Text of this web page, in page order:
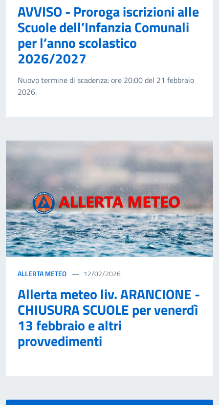
AVVISO - Proroga iscrizioni alle
Scuole dell’Infanzia Comunali
per l’anno scolastico
2026/2027
Nuovo termine di scadenza: ore 20:00 del 21 febbraio
2026.
ALLERTA METEO 12/02/2026
Allerta meteo liv. ARANCIONE -
CHIUSURA SCUOLE per venerdì
13 febbraio e altri
provvedimenti